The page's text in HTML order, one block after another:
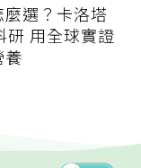
選？卡洛塔
研 用全球實證
養